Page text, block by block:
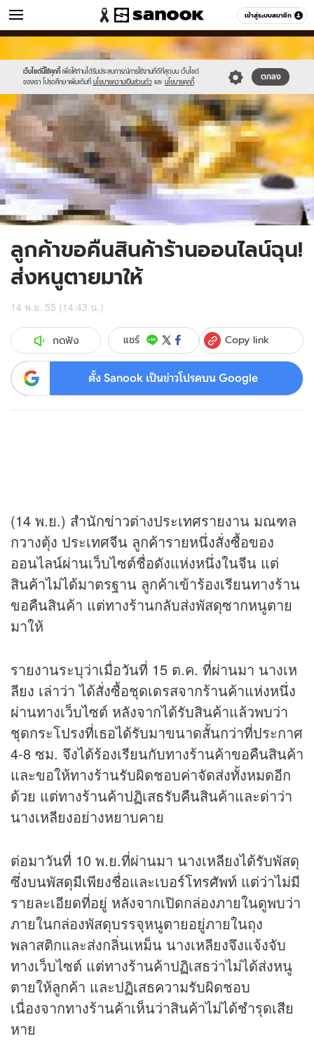
เข้าสู่ระบบสมาชิก
ข่าว หมวดอื่นๆ
เว็บไซต์นี้ใช้คุกกี้ เพื่อให้ท่านได้รับประสบการณ์การใช้งานที่ดีที่สุดบน เว็บไซต์
ของเรา โปรดศึกษาเพิ่มเติมที่ นโยบายความเป็นส่วนตัว และ นโยบายคุกกี้
ตกลง
Sanook
//s.isanook.com/sr/0/images/logo-
new-
sanook.png
//s.isanook.com/ns/0/ud/230/1153508/2.jpg
ลูกค้าขอคืนสินค้าร้านออนไลน์ฉุน!
ส่งหนูตายมาให้
14 พ.ย. 55 (14:43 น.)
กดฟัง แชร์ Copy link
ตั้ง Sanook เป็นข่าวโปรดบน Google
(14 พ.ย.) สำนักข่าวต่างประเทศรายงาน มณฑล
กวางตุ้ง ประเทศจีน ลูกค้ารายหนึ่งสั่งซื้อของ
ออนไลน์ผ่านเว็บไซต์ชื่อดังแห่งหนึ่งในจีน แต่
สินค้าไม่ได้มาตรฐาน ลูกค้าเข้าร้องเรียนทางร้าน
ขอคืนสินค้า แต่ทางร้านกลับส่งพัสดุซากหนูตาย
มาให้
รายงานระบุว่าเมื่อวันที่ 15 ต.ค. ที่ผ่านมา นางเห
ลียง เล่าว่า ได้สั่งซื้อชุดเดรสจากร้านค้าแห่งหนึ่ง
ผ่านทางเว็บไซต์ หลังจากได้รับสินค้าแล้วพบว่า
ชุดกระโปรงที่เธอได้รับมาขนาดสั้นกว่าที่ประกาศ
4-8 ซม. จึงได้ร้องเรียนกับทางร้านค้าขอคืนสินค้า
และขอให้ทางร้านรับผิดชอบค่าจัดส่งทั้งหมดอีก
ด้วย แต่ทางร้านค้าปฏิเสธรับคืนสินค้าและด่าว่า
นางเหลียงอย่างหยาบคาย
ต่อมาวันที่ 10 พ.ย.ที่ผ่านมา นางเหลียงได้รับพัสดุ
ซึ่งบนพัสดุมีเพียงชื่อและเบอร์โทรศัพท์ แต่ว่าไม่มี
รายละเอียดที่อยู่ หลังจากเปิดกล่องภายในดูพบว่า
ภายในกล่องพัสดุบรรจุหนูตายอยู่ภายในถุง
พลาสติกและส่งกลิ่นเหม็น นางเหลียงจึงแจ้งจับ
ทางเว็บไซต์ แต่ทางร้านค้าปฏิเสธว่าไม่ได้ส่งหนู
ตายให้ลูกค้า และปฏิเสธความรับผิดชอบ
เนื่องจากทางร้านค้าเห็นว่าสินค้าไม่ได้ชำรุดเสีย
หาย